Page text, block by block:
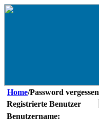
Home/Password vergessen
Registrierte Benutzer
Benutzername: